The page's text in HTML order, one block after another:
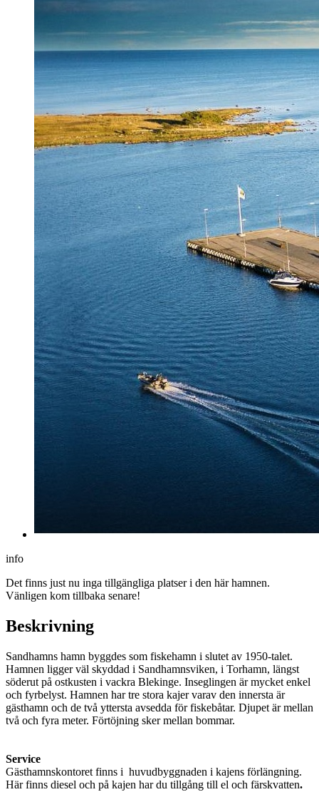
info
Det finns just nu inga tillgängliga platser i den här hamnen.
Vänligen kom tillbaka senare!
Beskrivning
Sandhamns hamn byggdes som fiskehamn i slutet av 1950-talet.
Hamnen ligger väl skyddad i Sandhamnsviken, i Torhamn, längst
söderut på ostkusten i vackra Blekinge. Inseglingen är mycket enkel
och fyrbelyst. Hamnen har tre stora kajer varav den innersta är
gästhamn och de två yttersta avsedda för fiskebåtar. Djupet är mellan
två och fyra meter. Förtöjning sker mellan bommar.
Service
Gästhamnskontoret finns i huvudbyggnaden i kajens förlängning.
Här finns diesel och på kajen har du tillgång till el och färskvatten.